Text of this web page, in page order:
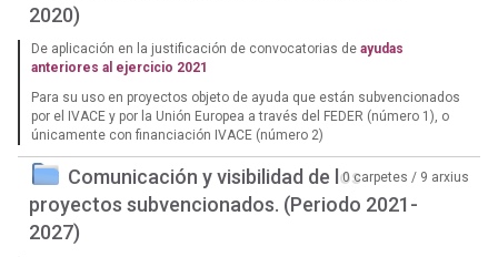
2020)
De aplicación en la justificación de convocatorias de ayudas
anteriores al ejercicio 2021
Para su uso en proyectos objeto de ayuda que están subvencionados
por el IVACE y por la Unión Europea a través del FEDER (número 1), o
únicamente con financiación IVACE (número 2)
Comunicación y visibilidad de los
proyectos subvencionados. (Periodo 2021-
2027)
0 carpetes / 9 arxius